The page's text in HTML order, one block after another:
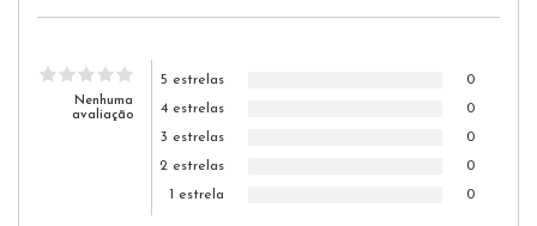
Nenhuma
avaliação
5 estrelas
0
4 estrelas
0
3 estrelas
0
2 estrelas
0
1 estrela
0